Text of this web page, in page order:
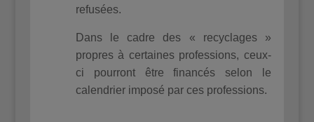
refusées.
Dans le cadre des « recyclages »
propres à certaines professions, ceux-
ci pourront être financés selon le
calendrier imposé par ces professions.